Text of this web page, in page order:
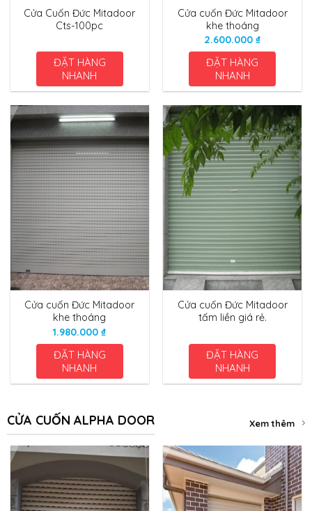
Cửa Cuốn Đức Mitadoor
Cts-100pc
ĐẶT HÀNG
NHANH
Cửa cuốn Đức Mitadoor
khe thoáng
2.600.000₫
ĐẶT HÀNG
NHANH
Cửa cuốn Đức Mitadoor
khe thoáng
1.980.000₫
ĐẶT HÀNG
NHANH
Cửa cuốn Đức Mitadoor
tấm liền giá rẻ.
ĐẶT HÀNG
NHANH
CỬA CUỐN ALPHA DOOR Xem thêm